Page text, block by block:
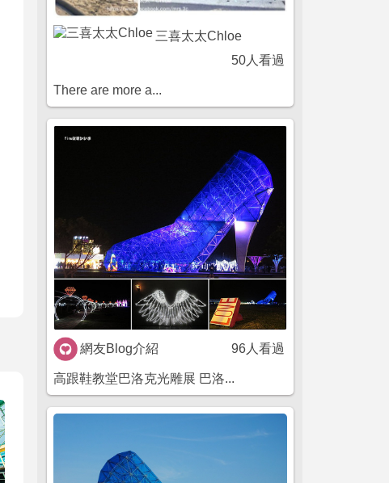
三喜太太Chloe
50人看過
There are more a...
網友Blog介紹 96人看過
高跟鞋教堂巴洛克光雕展 巴洛...